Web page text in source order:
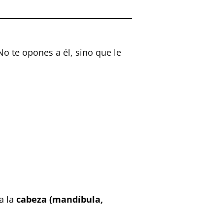
te opones a él, sino que le
lacabeza (mandíbula,